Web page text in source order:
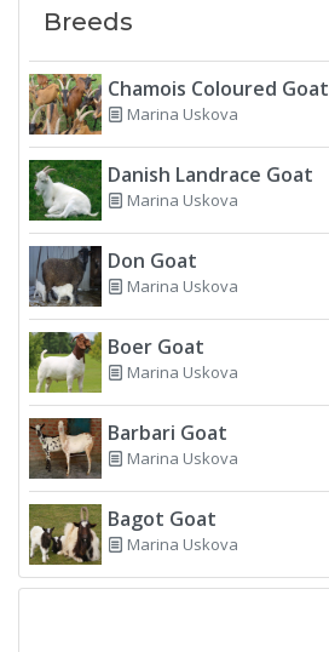
Breeds
Chamois Coloured Goat
Marina Uskova
Danish Landrace Goat
Marina Uskova
Don Goat
Marina Uskova
Boer Goat
Marina Uskova
Barbari Goat
Marina Uskova
Bagot Goat
Marina Uskova